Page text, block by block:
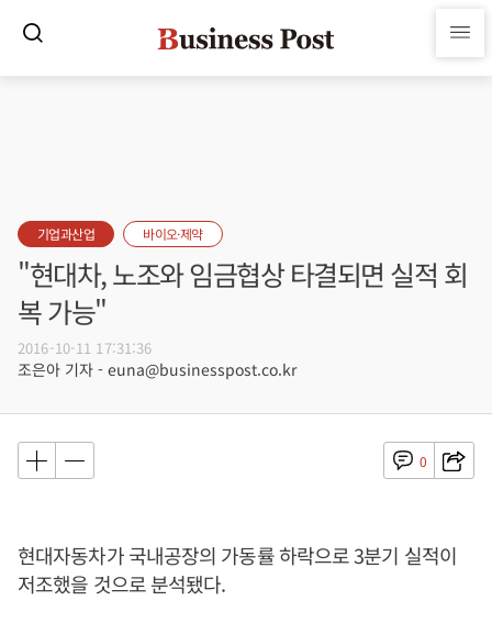
기업과산업 바이오·제약
"현대차, 노조와 임금협상 타결되면 실적 회
복 가능"
2016-10-11 17:31:36
조은아 기자 - euna@businesspost.co.kr
0
현대자동차가 국내공장의 가동률 하락으로 3분기 실적이
저조했을 것으로 분석됐다.